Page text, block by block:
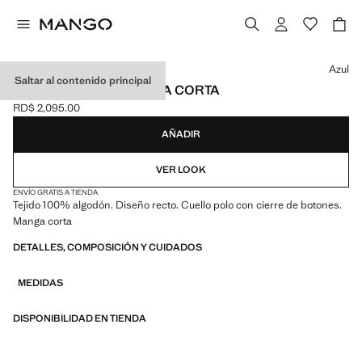
Saltar al contenido principal
POLO ALGODÓN MANGA CORTA
Precio actual [RD$ 2,095.00 ]
RD$ 2,095.00
Selecciona un color
Azul
AÑADIR
VER LOOK
ENVÍO GRATIS A TIENDA
Tejido 100% algodón. Diseño recto. Cuello polo con cierre de botones.
Manga corta
DETALLES, COMPOSICIÓN Y CUIDADOS
MEDIDAS
DISPONIBILIDAD EN TIENDA